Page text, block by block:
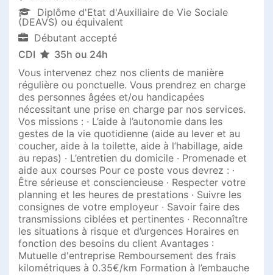
Diplôme d'Etat d'Auxiliaire de Vie Sociale
(DEAVS) ou équivalent
Débutant accepté
CDI
35h ou 24h
Vous intervenez chez nos clients de manière
régulière ou ponctuelle. Vous prendrez en charge
des personnes âgées et/ou handicapées
nécessitant une prise en charge par nos services.
Vos missions : · L’aide à l’autonomie dans les
gestes de la vie quotidienne (aide au lever et au
coucher, aide à la toilette, aide à l’habillage, aide
au repas) · L’entretien du domicile · Promenade et
aide aux courses Pour ce poste vous devrez : ·
Être sérieuse et consciencieuse · Respecter votre
planning et les heures de prestations · Suivre les
consignes de votre employeur · Savoir faire des
transmissions ciblées et pertinentes · Reconnaître
les situations à risque et d’urgences Horaires en
fonction des besoins du client Avantages :
Mutuelle d'entreprise Remboursement des frais
kilométriques à 0.35€/km Formation à l’embauche